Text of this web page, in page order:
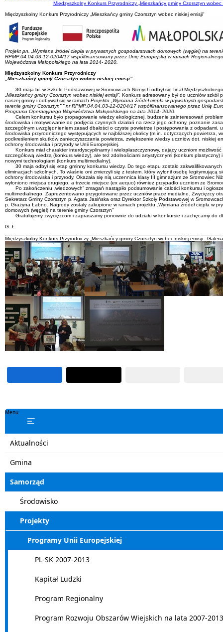
Międzyszkolny Konkurs Przyrodniczy „Mieszkańcy gminy Czorsztyn wobec
Międzyszkolny Konkurs Przyrodniczy „Mieszkańcy gminy Czorsztyn wobec niskiej emisji"
Projekt pn. „Wymiana źródeł ciepła w prywatnych gospodarstwach domowych (węgiel) na
RPMP.04.04.03-12-0204/17 współfinansowany przez Unię Europejską w ramach
Województwa Małopolskiego na lata 2014- 2020.
Międzyszkolny Konkurs Przyrodniczy
„Mieszkańcy gminy Czorsztyn wobec niskiej emisji”.
30 maja br. w Szkole Podstawowej w Sromowcach Niżnych odbył się finał
„Mieszkańcy gminy Czorsztyn wobec niskiej emisji”. Konkurs adresowany był do uczniów szkół
naszej gminy i odbywał się w ramach Projektu „Wymiana źródeł ciepła w prywatnych
terenie gminy Czorsztyn” ” nr RPMP.04.04.03-12-0204/17 współfinansowanego przez Unię
Programu Operacyjnego Województwa Małopolskiego na lata 2014- 2020.
Celem konkursu było propagowanie wiedzy ekologicznej, budzenie zainteresowań
środowiska i motywowanie do podjęcia czynnych działań na rzecz jego ochrony, poznanie
szczególnym uwzględnieniem zasad dbałości o czyste powietrze i postępowania z odpadami,
środowiska przyrodniczego występujących w najbliższej okolicy (m.in. dotyczących powietrza,
podkreśleniem skutków zanieczyszczania powietrza, zwiększenie wiedzy uczniów dot. niskiej
ochrony środowiska i przyrody w Unii Europejskiej.
Konkurs miał charakter interdyscyplinarny i wielopłaszczyznowy, dający uczniom
szczegółową wiedzą (konkurs wiedzy), ale też zdolnościami artystycznymi (konkurs plastyczny)
nowymi technologiami (konkurs multimedialny).
30 maja odbył się etap gminny konkursu wiedzy. Do tego etapu zostało zakwalifikowanych
eliminacjach szkolnych. To właśnie oni zmierzyli się z testem, który wyłonił osobę legitymującą
ochrony środowiska i przyrody. Okazała się nią uczennica klasy III gimnazjum ze Sromowiec
wyłoniono miejsca drugiego, a trzecie miejsce (ex aequo) również przypadło uczniom ze
Po zakończeniu „wiedzowych” zmagań nastąpiło podsumowanie całości konkursu i
multimedialnego. Zaprezentowano przygotowane przez uczniów prace medialne. Zwycięzcy
Sekretarz Gminy Czorsztyn p. Agata Jasińska oraz Dyrektor Szkoły Podstawowej w
p. Grażyna Łabno. Nagrody zostały zakupione w ramach projektu „Wymiana źródeł ciepła w
domowych (węgiel) na terenie gminy Czorsztyn”
Gratulujemy zwycięzcom i zapraszamy ponownie do udziału w konkursie i zachęcamy do
G. Ł.
Międzyszkolny Konkurs Przyrodniczy „Mieszkańcy gminy Czorsztyn wobec niskiej emisji - Galeria
Menu
Aktualności
Gmina
Samorząd
Środowisko
Projekty
Programy Unii Europejskiej
PL-SK 2007-2013
Kapitał Ludzki
Program Regionalny
Program Rozwoju Obszarów Wiejskich na lata 2007-2013